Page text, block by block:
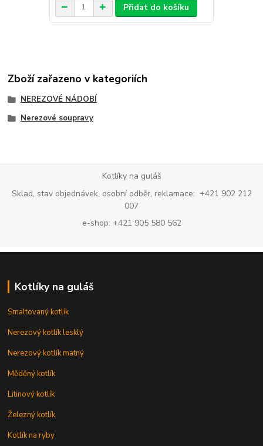
Přidat do košíku
Zboží zařazeno v kategoriích
NEREZOVÉ NÁDOBÍ
Nerezové soupravy
Kotlíky na guláš
Sklad, stav objednávek, osobní odběr, reklamace: +421 902 212
007
e-shop: +421 905 580 562
Kotlíky na guláš
Smaltovaný kotlík
Nerezový kotlík lesklý
Nerezový kotlík matný
Měděný kotlík
Litinový kotlík
Železný kotlík
Kotlík na ryby